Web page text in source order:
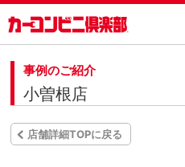
事例のご紹介
小曽根店
店舗詳細TOPに戻る